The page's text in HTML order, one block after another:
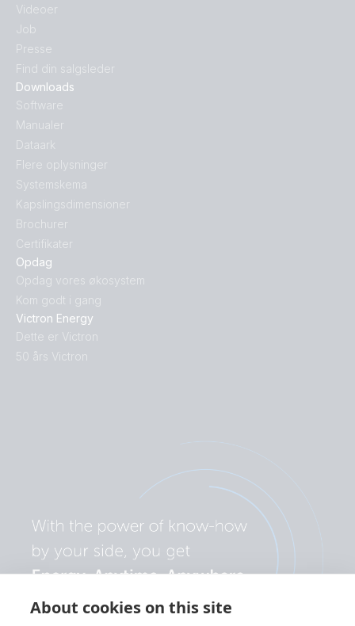
About cookies on this site
Opdag
Opdag vores økosystem
Kom godt i gang
Victron Energy
Dette er Victron
50 års Victron
Downloads
Software
Manualer
Dataark
Flere oplysninger
Systemskema
Kapslingsdimensioner
Brochurer
Certifikater
Videoer
Job
Presse
Find din salgsleder